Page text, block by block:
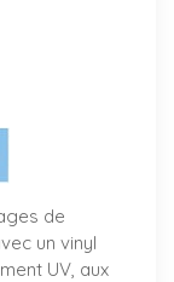
de
un vinyl
UV, aux